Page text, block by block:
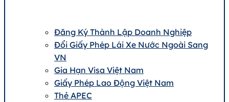
Đăng Ký Thành Lập Doanh Nghiệp
Đổi Giấy Phép Lái Xe Nước Ngoài Sang
VN
Gia Hạn Visa Việt Nam
Giấy Phép Lao Động Việt Nam
Thẻ APEC